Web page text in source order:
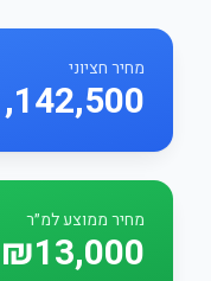
מחיר חציוני
מחיר ממוצע למ״ר
₪13,000